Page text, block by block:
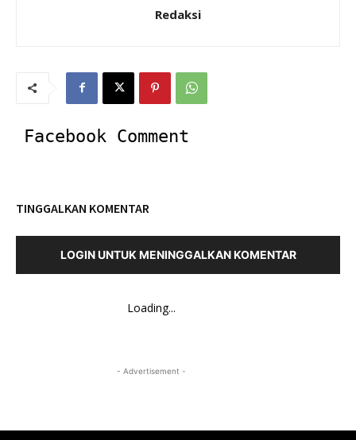
Redaksi
Facebook Comment
TINGGALKAN KOMENTAR
LOGIN UNTUK MENINGGALKAN KOMENTAR
Loading...
- Advertisement -